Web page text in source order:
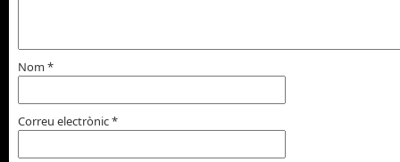
Nom *
Correu electrònic*